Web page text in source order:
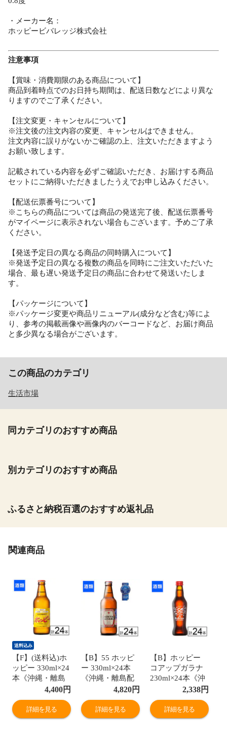
・メーカー名：
ホッピービバレッジ株式会社
注意事項
【賞味・消費期限のある商品について】
商品到着時点でのお日持ち期間は、配送日数などにより異な
りますのでご了承ください。
【注文変更・キャンセルについて】
※注文後の注文内容の変更、キャンセルはできません。
注文内容に誤りがないかご確認の上、注文いただきますよう
お願い致します。
記載されている内容を必ずご確認いただき、お届けする商品
セットにご納得いただきましたうえでお申し込みください。
【配送伝票番号について】
※こちらの商品については商品の発送完了後、配送伝票番号
がマイページに表示されない場合もございます。予めご了承
ください。
【発送予定日の異なる商品の同時購入について】
※発送予定日の異なる複数の商品を同時にご注文いただいた
場合、最も遅い発送予定日の商品に合わせて発送いたしま
す。
【パッケージについて】
※パッケージ変更や商品リニューアル(成分など含む)等によ
り、参考の掲載画像や画像内のバーコードなど、お届け商品
と多少異なる場合がございます。
この商品のカテゴリ
生活市場
同カテゴリのおすすめ商品
別カテゴリのおすすめ商品
ふるさと納税百選のおすすめ返礼品
関連商品
送料込み
【F】(送料込)ホ
ッピー 330ml×24
本《沖縄・離島
配送不可》4,400円
詳細を見る
【B】55 ホッピ
ー 330ml×24本
《沖縄・離島配
4,820円
詳細を見る
【B】ホッピー
コアップガラナ
230ml×24本《沖
縄・離島配送不
可》
2,338円
詳細を見る